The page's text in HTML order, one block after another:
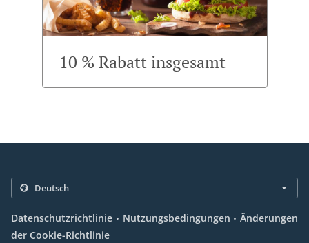
10 % Rabatt insgesamt
Datenschutzrichtlinie . Nutzungsbedingungen . Änderungen
der Cookie-Richtlinie